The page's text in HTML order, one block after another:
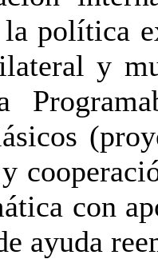
política
y
con
ayuda